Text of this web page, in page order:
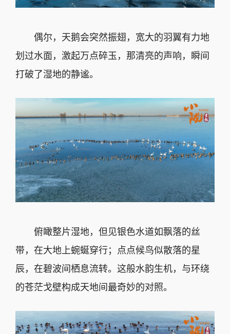
偶尔，天鹅会突然振翅，宽大的羽翼有力地
划过水面，激起万点碎玉，那清亮的声响，瞬间
打破了湿地的静谧。
俯瞰整片湿地，但见银色水道如飘落的丝
带，在大地上蜿蜒穿行；点点候鸟似散落的星
辰，在碧波间栖息流转。这般水韵生机，与环绕
的苍茫戈壁构成天地间最奇妙的对照。